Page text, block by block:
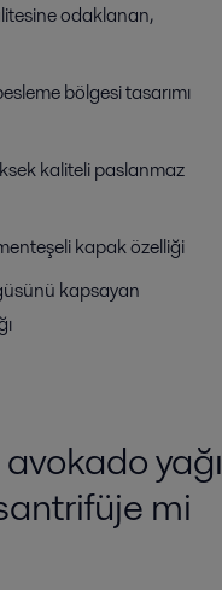
odaklanan,
bölgesi tasarımı
kaliteli paslanmaz
kapak özelliği
kapsayan
yağı
mi